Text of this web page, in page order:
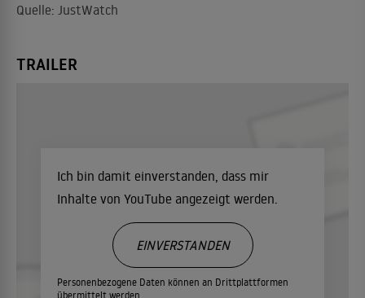
Quelle: JustWatch
TRAILER
Ich bin damit einverstanden, dass mir
Inhalte von YouTube angezeigt werden.
Personenbezogene Daten können an Drittplattformen
übermittelt werden.
EINVERSTANDEN